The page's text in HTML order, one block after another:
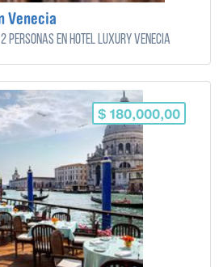
Venecia
personas en Hotel Luxury Venecia
$ 180,000,00